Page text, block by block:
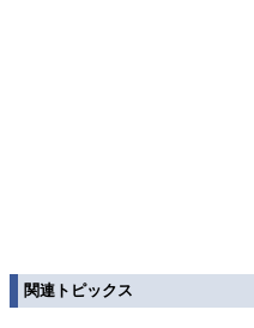
関連トピックス